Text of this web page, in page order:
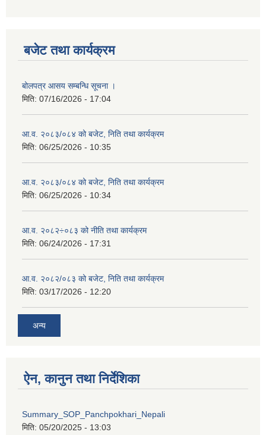
बजेट तथा कार्यक्रम
बोलपत्र आसय सम्बन्धि सूचना ।
मिति: 07/16/2026 - 17:04
आ.व. २०८३/०८४ को बजेट, निति तथा कार्यक्रम
मिति: 06/25/2026 - 10:35
आ.व. २०८३/०८४ को बजेट, निति तथा कार्यक्रम
मिति: 06/25/2026 - 10:34
आ.व. २०८२÷०८३ को नीति तथा कार्यक्रम
मिति: 06/24/2026 - 17:31
आ.व. २०८२/०८३ को बजेट, निति तथा कार्यक्रम
मिति: 03/17/2026 - 12:20
अन्य
ऐन, कानुन तथा निर्देशिका
Summary_SOP_Panchpokhari_Nepali
मिति: 05/20/2025 - 13:03